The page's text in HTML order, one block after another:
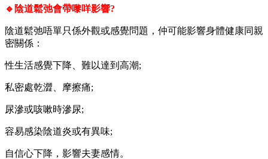
🔹陰道鬆弛會帶嚟咩影響?
陰道鬆弛唔單只係外觀或感覺問題，仲可能影響身體健康同親
密關係：
性生活感覺下降、難以達到高潮;
私密處乾澀、摩擦痛;
尿滲或咳嗽時滲尿;
容易感染陰道炎或有異味;
自信心下降，影響夫妻感情。